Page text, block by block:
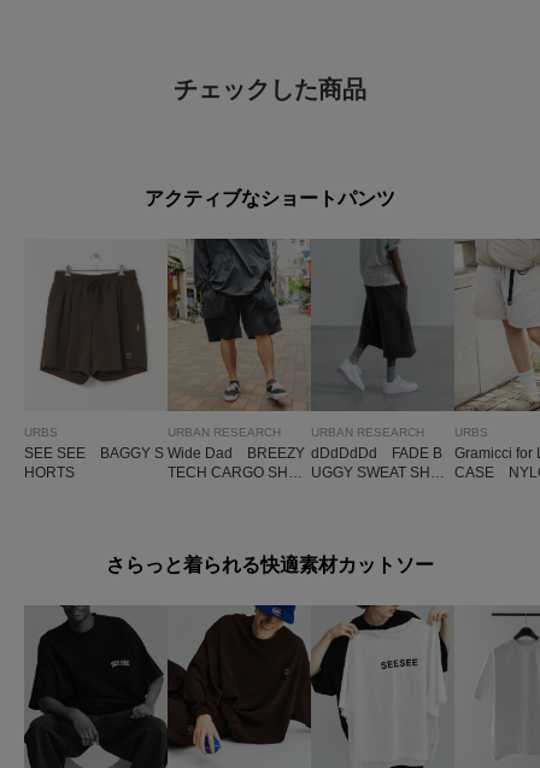
チェックした商品
アクティブなショートパンツ
URBS
SEE SEE BAGGY S
HORTS
URBAN RESEARCH
Wide Dad BREEZY
TECH CARGO SHO
URBAN RESEARCH
dDdDdDd FADE B
UGGY SWEAT SHO
URBS
Gramicci for
CASE
さらっと着られる快適素材カットソー